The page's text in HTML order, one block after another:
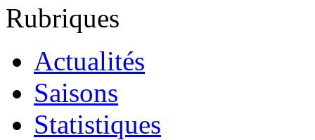
Rubriques
Actualités
Saisons
Statistiques